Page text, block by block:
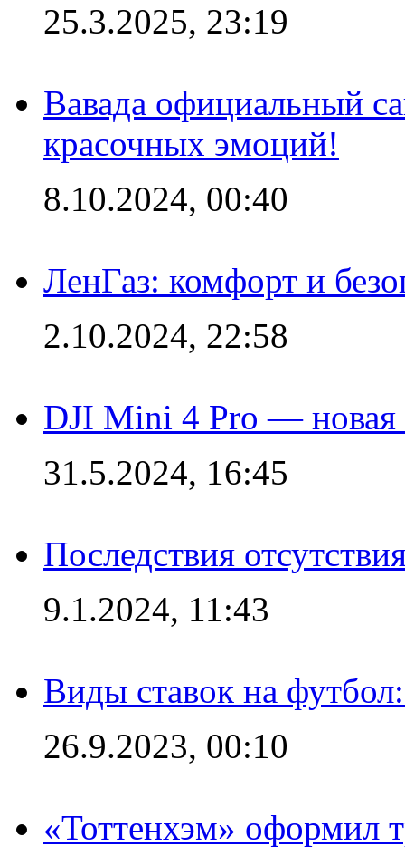
25.3.2025, 23:19
Вавада официальный
красочных эмоций!
8.10.2024, 00:40
ЛенГаз: комфорт и
2.10.2024, 22:58
DJI Mini 4 Pro — новая
31.5.2024, 16:45
Последствия
9.1.2024, 11:43
Виды ставок на
26.9.2023, 00:10
«Тоттенхэм» оформил